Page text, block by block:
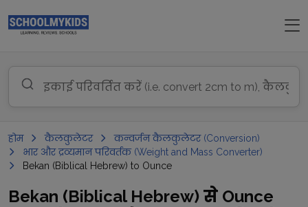
होम कैलकुलेटर
कन्वर्जन कैलकुलेटर (Conversion)
भार और द्रव्यमान परिवर्तक (Weight and Mass Converter)
Bekan (Biblical Hebrew) to Ounce
Bekan (Biblical Hebrew) से Ounce